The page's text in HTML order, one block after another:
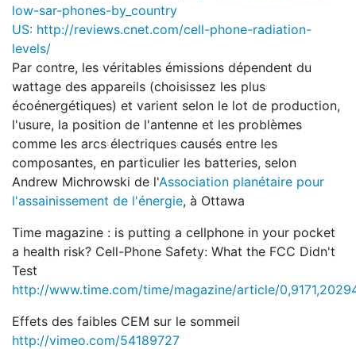
low-sar-phones-by_country
US: http://reviews.cnet.com/cell-phone-radiation-
levels/
Par contre, les véritables émissions dépendent du
wattage des appareils (choisissez les plus
écoénergétiques) et varient selon le lot de production,
l'usure, la position de l'antenne et les problèmes
comme les arcs électriques causés entre les
composantes, en particulier les batteries, selon
Andrew Michrowski de l'Association planétaire pour
l'assainissement de l'énergie, à Ottawa
Time magazine : is putting a cellphone in your pocket
a health risk? Cell-Phone Safety: What the FCC Didn't
Test
http://www.time.com/time/magazine/article/
Effets des faibles CEM sur le sommeil
http://vimeo.com/54189727